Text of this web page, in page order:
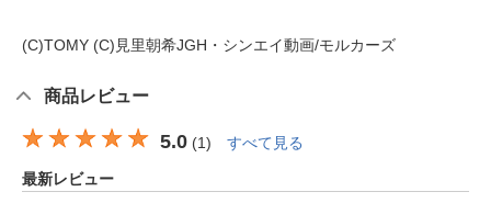
(C)TOMY (C)見里朝希JGH・シンエイ動画/モルカーズ
商品レビュー
5.0 (1) すべて見る
最新レビュー